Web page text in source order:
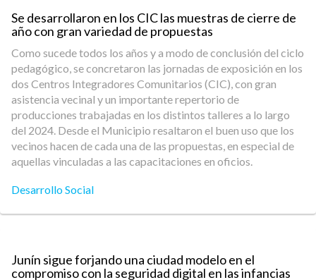
Se desarrollaron en los CIC las muestras de cierre de
año con gran variedad de propuestas
Como sucede todos los años y a modo de conclusión del ciclo
pedagógico, se concretaron las jornadas de exposición en los
dos Centros Integradores Comunitarios (CIC), con gran
asistencia vecinal y un importante repertorio de
producciones trabajadas en los distintos talleres a lo largo
del 2024. Desde el Municipio resaltaron el buen uso que los
vecinos hacen de cada una de las propuestas, en especial de
aquellas vinculadas a las capacitaciones en oficios.
Desarrollo Social
Junín sigue forjando una ciudad modelo en el
compromiso con la seguridad digital en las infancias